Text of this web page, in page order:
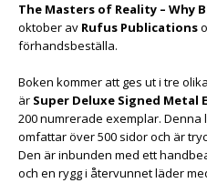
The Masters of Reality – Why
oktober av Rufus Publications
förhandsbeställa.
Boken kommer att ges ut i tre
är Super Deluxe Signed Metal
200 numrerade exemplar. Denna
omfattar över 500 sidor och är
Den är inbunden med ett
och en rygg i återvunnet läder